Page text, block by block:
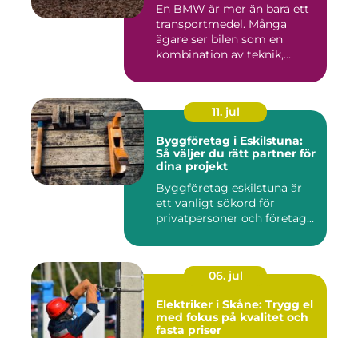
En BMW är mer än bara ett
transportmedel. Många
ägare ser bilen som en
kombination av teknik,
11. jul
Byggföretag i Eskilstuna:
Så väljer du rätt partner för
dina projekt
Byggföretag eskilstuna är
ett vanligt sökord för
privatpersoner och företag...
06. jul
Elektriker i Skåne: Trygg el
med fokus på kvalitet och
fasta priser